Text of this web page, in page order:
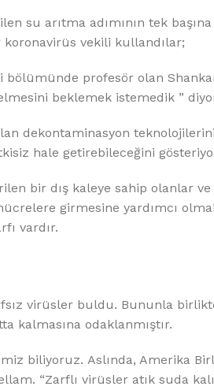
Softlime
su arıtma adımının tek
vekili kullandılar;
bölümünde profesör olan
beklemek istemedik ”
dekontaminasyon
hale getirebileceğini
bir dış kaleye sahip olanlar
girmesine yardımcı
vardır.
virüsler buldu. Bununla
kalmasına odaklanmıştır.
biliyoruz. Aslında, Amerika
“Zarflı virüsler atık suda